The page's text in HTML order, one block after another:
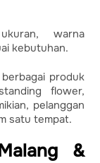
warna
kebutuhan.
produk
flower,
pelanggan
satu tempat.
&